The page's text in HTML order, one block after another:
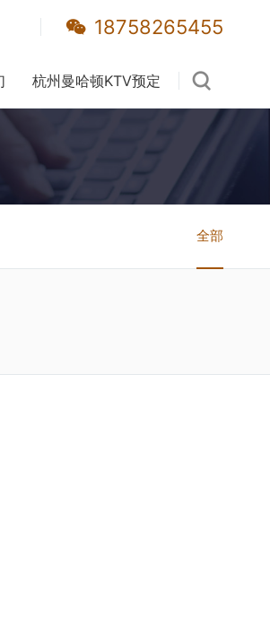
18758265455
杭州曼哈顿KTV预定
全部